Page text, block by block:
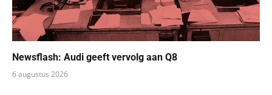
Newsflash: Audi geeft vervolg aan Q8
6 augustus 2026